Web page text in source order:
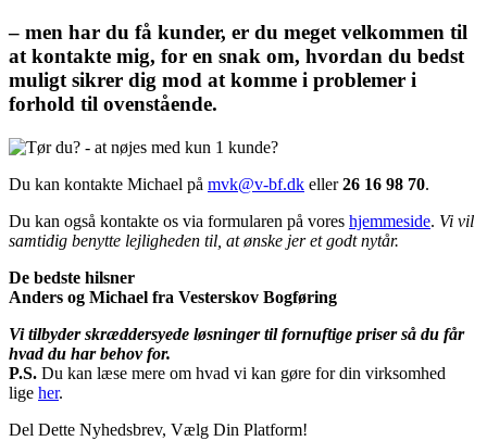
– men har du få kunder, er du meget velkommen til
at kontakte mig, for en snak om, hvordan du bedst
muligt sikrer dig mod at komme i problemer i
forhold til ovenstående.
Du kan kontakte Michael på mvk@v-bf.dk eller26 16 98 70.
Du kan også kontakte os via formularen på vores hjemmeside. Vi vil
samtidig benytte lejligheden til, at ønske jer et godt nytår.
De bedste hilsner
Anders og Michael fra Vesterskov Bogføring
Vi tilbyder skræddersyede løsninger til fornuftige priser så du får
hvad du har behov for.
P.S. Du kan læse mere om hvad vi kan gøre for din virksomhed
lige her.
Del Dette Nyhedsbrev, Vælg Din Platform!